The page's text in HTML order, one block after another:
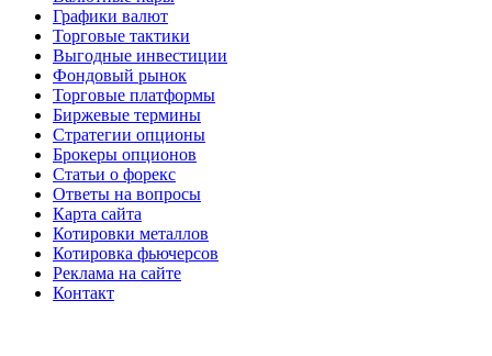
Графики валют
Торговые тактики
Выгодные инвестиции
Фондовый рынок
Торговые платформы
Биржевые термины
Стратегии опционы
Брокеры опционов
Статьи о форекс
Ответы на вопросы
Карта сайта
Котировки металлов
Котировка фьючерсов
Реклама на сайте
Контакт